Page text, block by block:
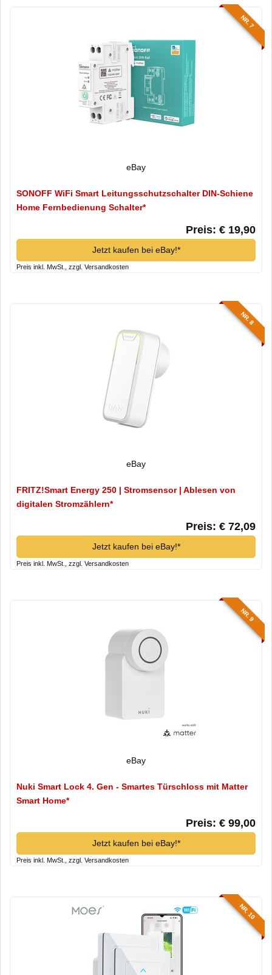
NR. 7
eBay
SONOFF WiFi Smart Leitungsschutzschalter DIN-Schiene
Home Fernbedienung Schalter*
Preis: € 19,90
Jetzt kaufen bei eBay!*
Preis inkl. MwSt., zzgl. Versandkosten
NR. 8
eBay
FRITZ!Smart Energy 250 | Stromsensor | Ablesen von
digitalen Stromzählern*
Preis: € 72,09
Jetzt kaufen bei eBay!*
Preis inkl. MwSt., zzgl. Versandkosten
NR. 9
eBay
Nuki Smart Lock 4. Gen - Smartes Türschloss mit Matter
Smart Home*
Preis: € 99,00
Jetzt kaufen bei eBay!*
Preis inkl. MwSt., zzgl. Versandkosten
NR. 10